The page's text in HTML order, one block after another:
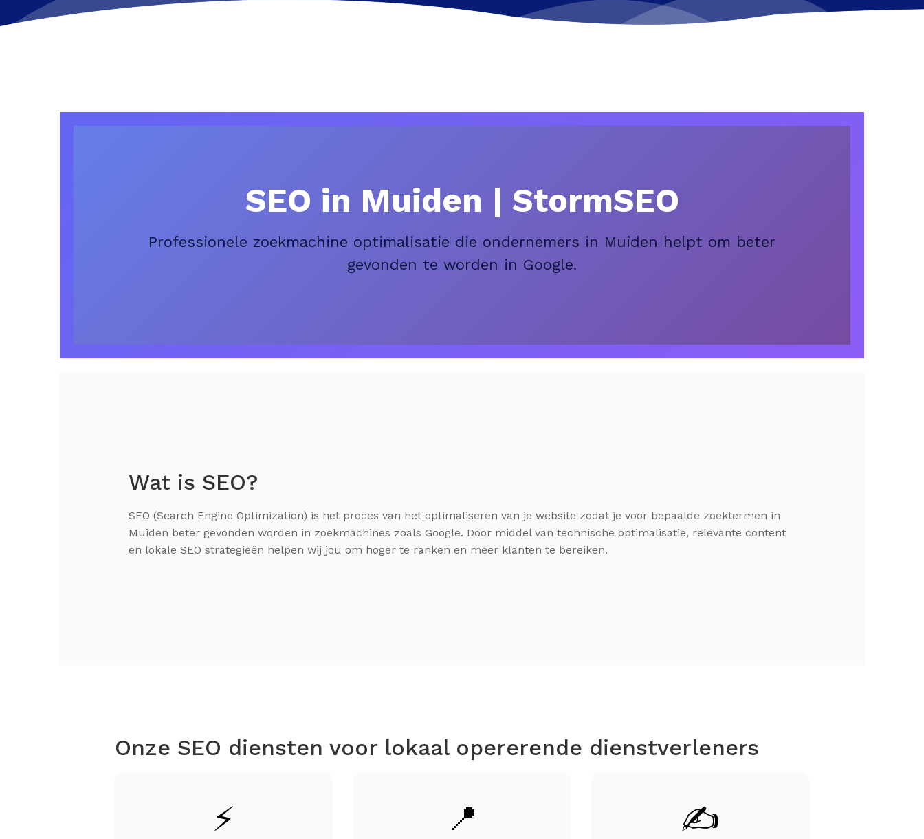
SEO in Muiden | StormSEO
Professionele zoekmachine optimalisatie die ondernemers in Muiden helpt om beter
gevonden te worden in Google.
Wat is SEO?
SEO (Search Engine Optimization) is het proces van het optimaliseren van je website zodat je voor bepaalde zoektermen in
Muiden beter gevonden worden in zoekmachines zoals Google. Door middel van technische optimalisatie, relevante content
en lokale SEO strategieën helpen wij jou om hoger te ranken en meer klanten te bereiken.
Onze SEO diensten voor lokaal opererende dienstverleners
⚡ 📍 ✍️